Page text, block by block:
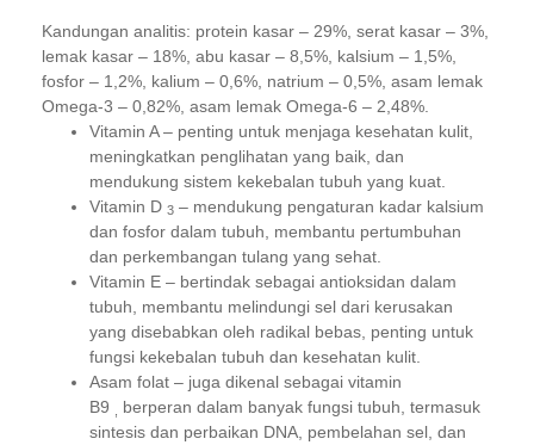
Kandungan analitis: protein kasar – 29%, serat kasar – 3%,
lemak kasar – 18%, abu kasar – 8,5%, kalsium – 1,5%,
fosfor – 1,2%, kalium – 0,6%, natrium – 0,5%, asam lemak
Omega-3 – 0,82%, asam lemak Omega-6 – 2,48%.
Vitamin A – penting untuk menjaga kesehatan kulit,
meningkatkan penglihatan yang baik, dan
mendukung sistem kekebalan tubuh yang kuat.
Vitamin D 3 – mendukung pengaturan kadar kalsium
dan fosfor dalam tubuh, membantu pertumbuhan
dan perkembangan tulang yang sehat.
Vitamin E – bertindak sebagai antioksidan dalam
tubuh, membantu melindungi sel dari kerusakan
yang disebabkan oleh radikal bebas, penting untuk
fungsi kekebalan tubuh dan kesehatan kulit.
Asam folat – juga dikenal sebagai vitamin
B9
berperan dalam banyak fungsi tubuh, termasuk
sintesis dan perbaikan DNA, pembelahan sel, dan